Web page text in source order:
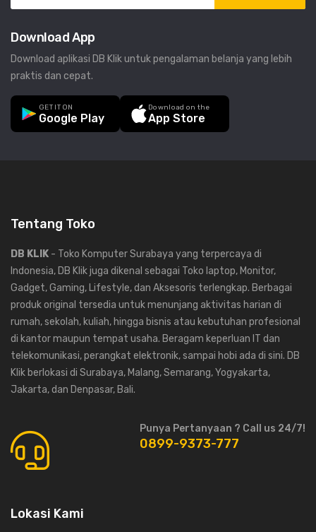
Download App
Download aplikasi DB Klik untuk pengalaman belanja yang lebih
praktis dan cepat.
GET IT ON
Google Play
Download on the
App Store
Tentang Toko
DB KLIK - Toko Komputer Surabaya yang terpercaya di
Indonesia, DB Klik juga dikenal sebagai Toko laptop, Monitor,
Gadget, Gaming, Lifestyle, dan Aksesoris terlengkap. Berbagai
produk original tersedia untuk menunjang aktivitas harian di
rumah, sekolah, kuliah, hingga bisnis atau kebutuhan profesional
di kantor maupun tempat usaha. Beragam keperluan IT dan
telekomunikasi, perangkat elektronik, sampai hobi ada di sini. DB
Klik berlokasi di Surabaya, Malang, Semarang, Yogyakarta,
Jakarta, dan Denpasar, Bali.
Punya Pertanyaan ? Call us 24/7!
0899-9373-777
Lokasi Kami